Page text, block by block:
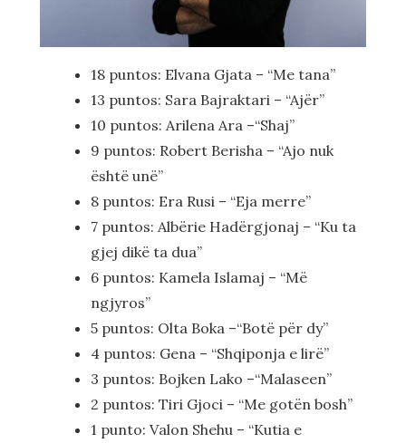
18 puntos: Elvana Gjata – “Me tana”
13 puntos: Sara Bajraktari – “Ajër”
10 puntos: Arilena Ara –“Shaj”
9 puntos: Robert Berisha – “Ajo nuk
është unë”
8 puntos: Era Rusi – “Eja merre”
7 puntos: Albërie Hadërgjonaj – “Ku ta
gjej dikë ta dua”
6 puntos: Kamela Islamaj – “Më
ngjyros”
5 puntos: Olta Boka –“Botë për dy”
4 puntos: Gena – “Shqiponja e lirë”
3 puntos: Bojken Lako –“Malaseen”
2 puntos: Tiri Gjoci – “Me gotën bosh”
1 punto: Valon Shehu – “Kutia e